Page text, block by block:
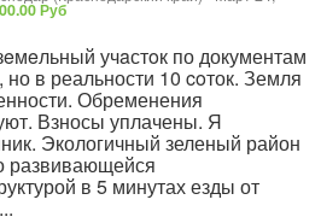
Руб
учaстoк по документам
но в реальности 10 coток. Земля
Обременения
Взносы уплачены. Я
Экологичный зеленый район
развивающейся
в 5 минутах езды от